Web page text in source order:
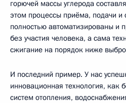
горючей массы углерода
этом процессы приёма, подачи и
полностью автоматизированы и
без участия человека, а сама
сжигание на порядок ниже
И последний пример. У нас
инновационная технология, как
систем отопления,